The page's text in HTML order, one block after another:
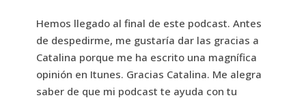
Hemos llegado al final de este podcast. Antes
de despedirme, me gustaría dar las gracias a
Catalina porque me ha escrito una magnífica
opinión en Itunes. Gracias Catalina. Me alegra
saber de que mi podcast te ayuda con tu